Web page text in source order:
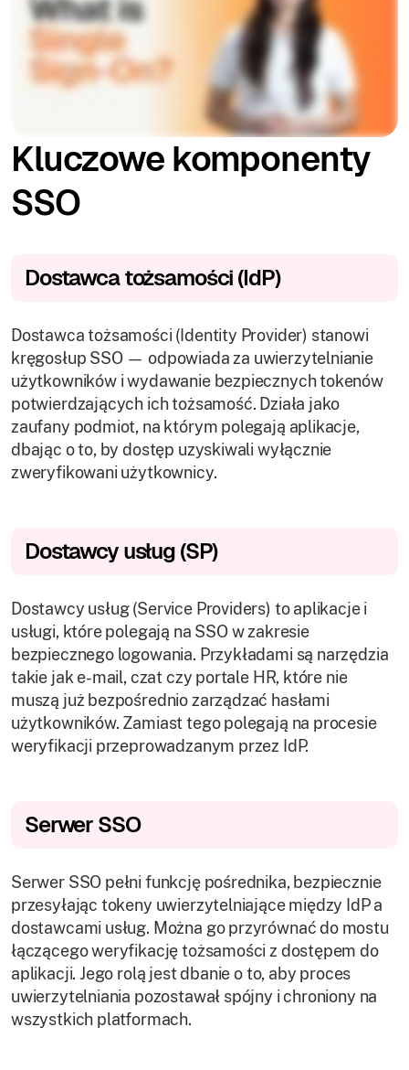
Kluczowe komponenty
SSO
Dostawca tożsamości (IdP)
Dostawca tożsamości (Identity Provider) stanowi
kręgosłup SSO — odpowiada za uwierzytelnianie
użytkowników i wydawanie bezpiecznych tokenów
potwierdzających ich tożsamość. Działa jako
zaufany podmiot, na którym polegają aplikacje,
dbając o to, by dostęp uzyskiwali wyłącznie
zweryfikowani użytkownicy.
Dostawcy usług (SP)
Dostawcy usług (Service Providers) to aplikacje i
usługi, które polegają na SSO w zakresie
bezpiecznego logowania. Przykładami są narzędzia
takie jak e-mail, czat czy portale HR, które nie
muszą już bezpośrednio zarządzać hasłami
użytkowników. Zamiast tego polegają na procesie
weryfikacji przeprowadzanym przez IdP.
Serwer SSO
Serwer SSO pełni funkcję pośrednika, bezpiecznie
przesyłając tokeny uwierzytelniające między IdP a
dostawcami usług. Można go przyrównać do mostu
łączącego weryfikację tożsamości z dostępem do
aplikacji. Jego rolą jest dbanie o to, aby proces
uwierzytelniania pozostawał spójny i chroniony na
wszystkich platformach.